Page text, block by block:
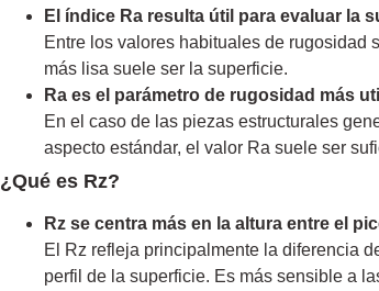
El índice Ra resulta útil para evaluar la
Entre los valores habituales de rugosidad
más lisa suele ser la superficie.
Ra es el parámetro de rugosidad más
En el caso de las piezas estructurales
aspecto estándar, el valor Ra suele ser
¿Qué es Rz?
Rz se centra más en la altura entre el
El Rz refleja principalmente la diferencia
perfil de la superficie. Es más sensible a